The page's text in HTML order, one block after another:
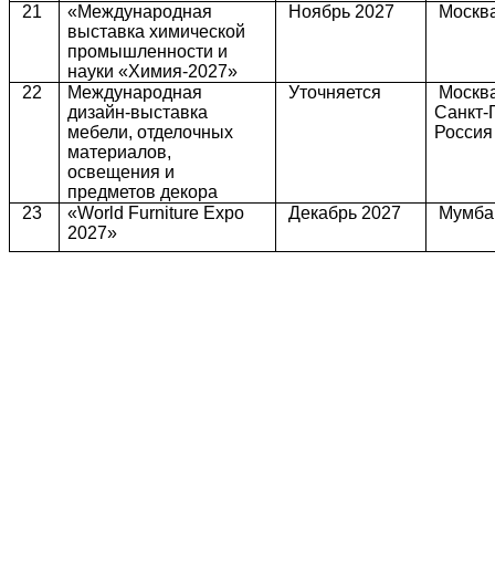
21
«Международная
выставка химической
промышленности и
науки«Химия-2027»
Ноябрь 2027
22
Международная
дизайн-выставка
мебели, отделочных
материалов,
освещения и
предметов декора
Уточняется
Санкт-
Россия
23
«World Furniture Expo
2027»
Декабрь 2027